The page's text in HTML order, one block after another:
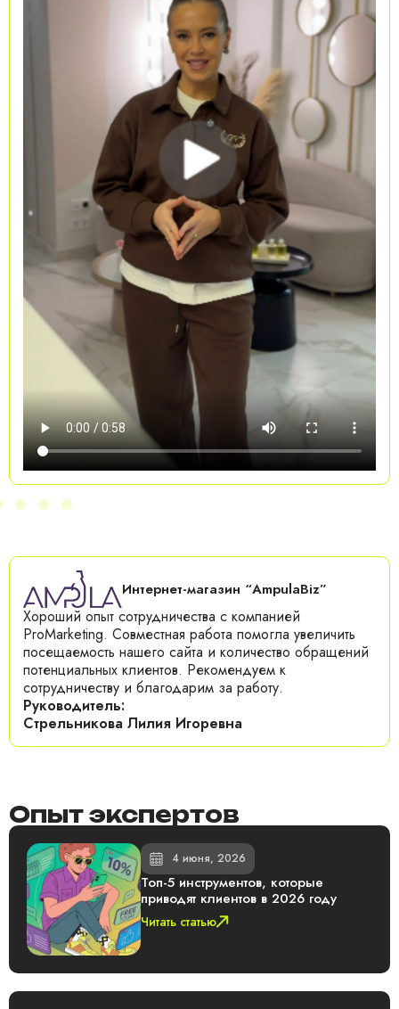
Интернет-магазин “AmpulaBiz”
Хороший опыт сотрудничества с компанией
ProMarketing. Совместная работа помогла увеличить
посещаемость нашего сайта и количество обращений
потенциальных клиентов. Рекомендуем к
сотрудничеству и благодарим за работу.
Руководитель:
Стрельникова Лилия Игоревна
Опыт экспертов
4 июня, 2026
Топ-5 инструментов, которые
приводят клиентов в 2026 году
Читать статью